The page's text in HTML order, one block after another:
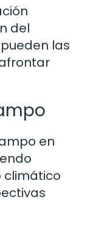
del
las
en
climático